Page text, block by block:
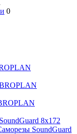
0
8x172
SoundGuard